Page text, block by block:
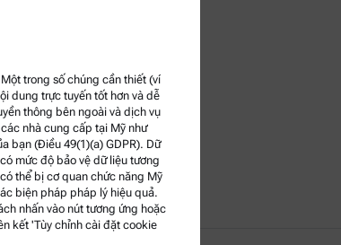
trong số chúng cần thiết (ví
dung trực tuyến tốt hơn và dễ
thông bên ngoài và dịch vụ
nhà cung cấp tại Mỹ như
bạn (Điều 49(1)(a) GDPR). Dữ
mức độ bảo vệ dữ liệu tương
thể bị cơ quan chức năng Mỹ
biện pháp pháp lý hiệu quả.
nhấn vào nút tương ứng hoặc
kết 'Tùy chỉnh cài đặt cookie